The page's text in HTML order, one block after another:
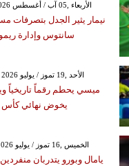
GMT 14:57 2026 الأربعاء ,05 آب / أغسطس
نيمار يثير الجدل بتصرفات
سانتوس وإدارة
GMT 20:10 2026 الأحد ,19 تموز / يوليو
ميسي يحطم رقماً تاريخياً
يخوض نهائي كأس
GMT 18:16 2026 الخميس ,16 تموز / يوليو
يامال وبورو يتدربان